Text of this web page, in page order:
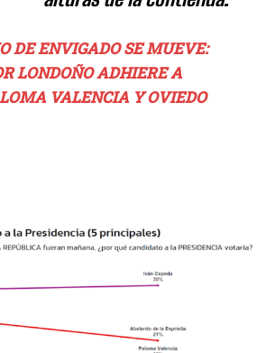
DE ENVIGADO SE MUEVE:
LONDOÑO ADHIERE A
VALENCIA Y OVIEDO